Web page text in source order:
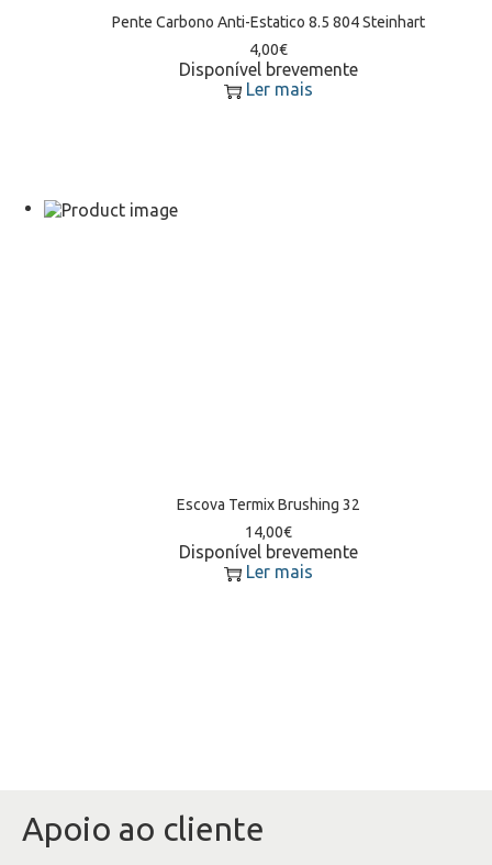
Pente Carbono Anti-Estatico 8.5 804 Steinhart
4,00€
Disponível brevemente
Ler mais
Escova Termix Brushing 32
14,00€
Disponível brevemente
Ler mais
Apoio ao cliente